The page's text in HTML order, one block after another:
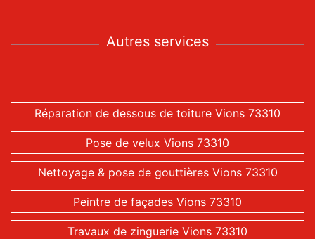
Autres services
Réparation de dessous de toiture Vions 73310
Pose de velux Vions 73310
Nettoyage & pose de gouttières Vions 73310
Peintre de façades Vions 73310
Travaux de zinguerie Vions 73310